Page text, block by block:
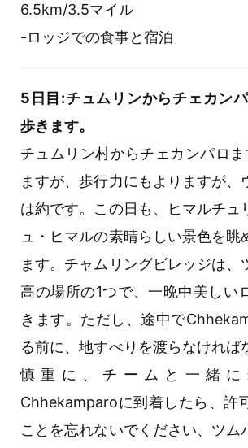
6.5km/3.5マイル
-ロッジでの食事と宿泊
5日目:チュムリンからチェカン
歩きます。
チュムリン村からチェカンパロ
ますが、歩行力にもよりますが、
は約です。この日も、ヒマルチュ
ュ・ヒマルの素晴らしい景色を眺
ます。チャムリングビレッジは、
高の場所の1つで、一晩中美しい
きます。ただし、途中で
る前に、地すべりを渡らなければ
慎重に、チームと一緒に
Chhekamparoに到着したら、許
ことを忘れないでください、ツム